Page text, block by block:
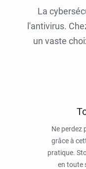
La
l'antivirus.
un vaste
Ne perdez
grâce à
pratique.
en toute